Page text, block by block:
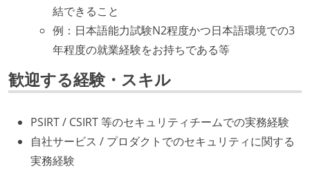
結できること
例：日本語能力試験N2程度かつ日本語環境での3
年程度の就業経験をお持ちである等
歓迎する経験・スキル
PSIRT / CSIRT 等のセキュリティチームでの実務経験
自社サービス / プロダクトでのセキュリティに関する
実務経験